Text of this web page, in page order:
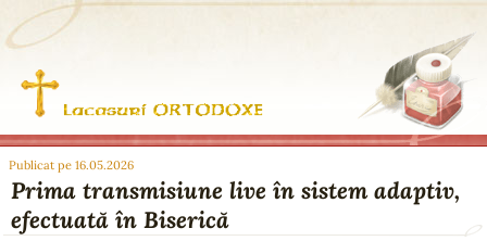
Publicat pe 16.05.2026
Prima transmisiune live în sistem adaptiv,
efectuată în Biserică